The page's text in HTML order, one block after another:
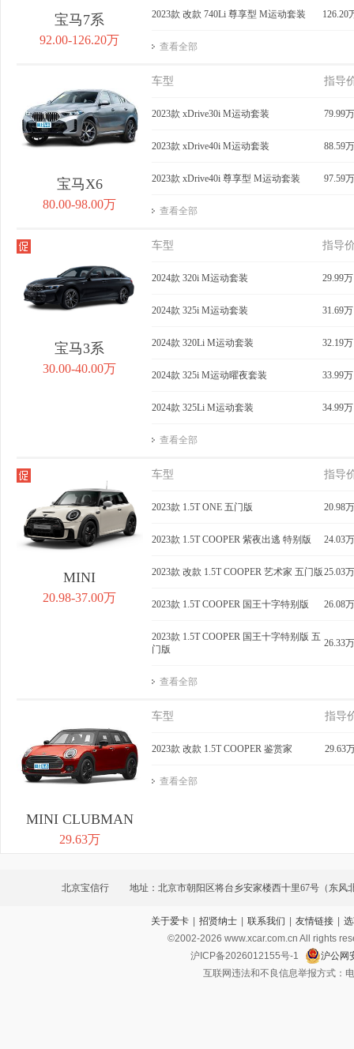
宝马7系
92.00-126.20万
2023款 改款 740Li 尊享型 M运动套装 126.20
查看全部
宝马X6
80.00-98.00万
车型 指导
2023款 xDrive30i M运动套装 79.99万
2023款 xDrive40i M运动套装 88.59万
2023款 xDrive40i 尊享型 M运动套装 97.59万
查看全部
宝马3系
30.00-40.00万
车型 指导
2024款 320i M运动套装 29.99万
2024款 325i M运动套装 31.69万
2024款 320Li M运动套装 32.19万
2024款 325i M运动曜夜套装 33.99万
2024款 325Li M运动套装 34.99万
查看全部
MINI
20.98-37.00万
车型 指导
2023款 1.5T ONE 五门版 20.98万
2023款 1.5T COOPER 紫夜出逃 特别版 24.03万
2023款 改款 1.5T COOPER 艺术家 五门版25.03万
2023款 1.5T COOPER 国王十字特别版 26.08万
2023款 1.5T COOPER 国王十字特别版 五
门版
26.33万
查看全部
MINI CLUBMAN
29.63万
车型 指导
2023款 改款 1.5T COOPER 鉴赏家 29.63
查看全部
北京宝信行 地址：北京市朝阳区将台乡安家楼西十里67号（东风
关于爱卡 招贤纳士 联系我们 友情链接
©2002-2026 www.xcar.com.cn All rights
沪ICP备2026012155号-1
沪公网
互联网违法和不良信息举报方式：